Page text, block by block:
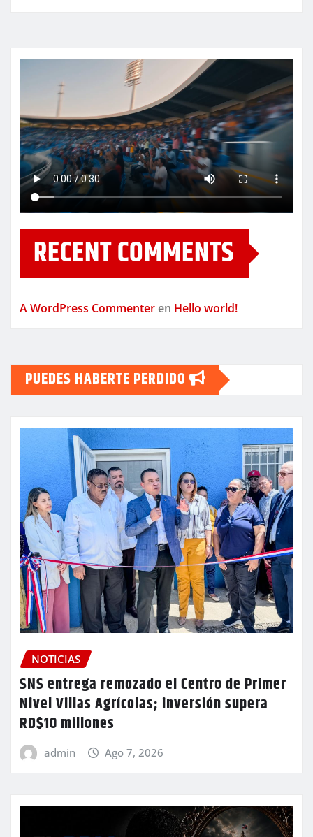
RECENT COMMENTS
A WordPress Commenter en Hello world!
PUEDES HABERTE PERDIDO
NOTICIAS
SNS entrega remozado el Centro de Primer
Nivel Villas Agrícolas; inversión supera
RD$10 millones
admin Ago 7, 2026